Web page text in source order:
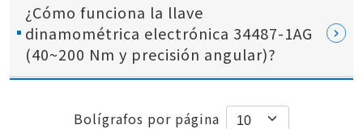
¿Cómo funciona la llave
dinamométrica electrónica 34487-1AG
(40~200 Nm y precisión angular)?
Bolígrafos por página